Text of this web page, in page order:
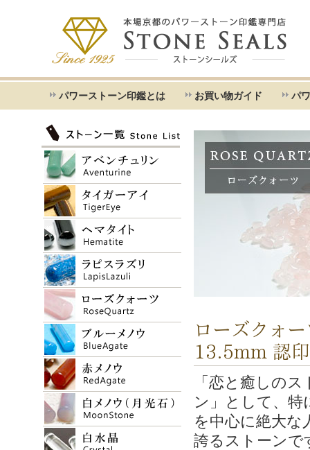
パワーストーン印鑑とは お買い物ガイド パ
ローズクォ
13.5mm 認
「恋と癒しのス
ン」として、特
を中心に絶大な
誇るストーンで